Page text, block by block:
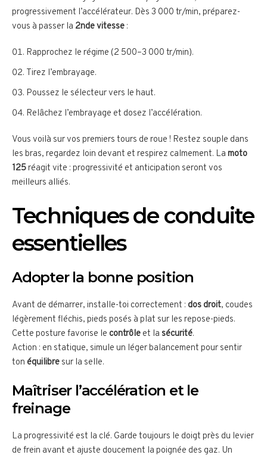
progressivement l’accélérateur. Dès 3 000 tr/min, préparez-
vous à passer la 2nde vitesse :
Rapprochez le régime (2 500–3 000 tr/min).
Tirez l’embrayage.
Poussez le sélecteur vers le haut.
Relâchez l’embrayage et dosez l’accélération.
Vous voilà sur vos premiers tours de roue ! Restez souple dans
les bras, regardez loin devant et respirez calmement. La moto
125réagit vite : progressivité et anticipation seront vos
meilleurs alliés.
Techniques de conduite
essentielles
Adopter la bonne position
Avant de démarrer, installe-toi correctement : dos droit, coudes
légèrement fléchis, pieds posés à plat sur les repose-pieds.
Cette posture favorise le contrôle et la sécurité.
Action : en statique, simule un léger balancement pour sentir
ton équilibre sur la selle.
Maîtriser l’accélération et le
freinage
La progressivité est la clé. Garde toujours le doigt près du levier
de frein avant et ajuste doucement la poignée des gaz. Un